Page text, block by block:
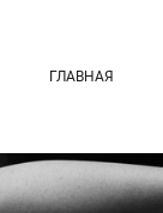
ГЛАВНАЯ